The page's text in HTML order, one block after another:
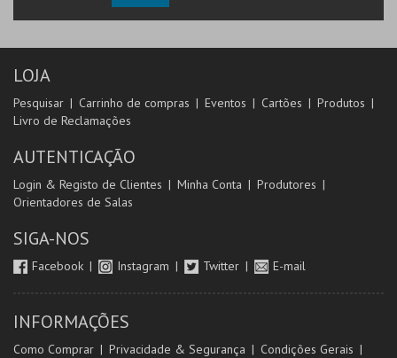
LOJA
Pesquisar Carrinho de compras Eventos Cartões
Produtos
Livro de Reclamações
AUTENTICAÇÃO
Login & Registo de Clientes Minha Conta
Produtores
Orientadores de Salas
SIGA-NOS
Facebook Instagram Twitter E-mail
INFORMAÇÕES
Como Comprar Privacidade & Segurança
Condições Gerais